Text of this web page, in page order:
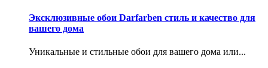
Эксклюзивные обои Darfarben стиль и качество для
вашего дома
Уникальные и стильные обои для вашего дома или...